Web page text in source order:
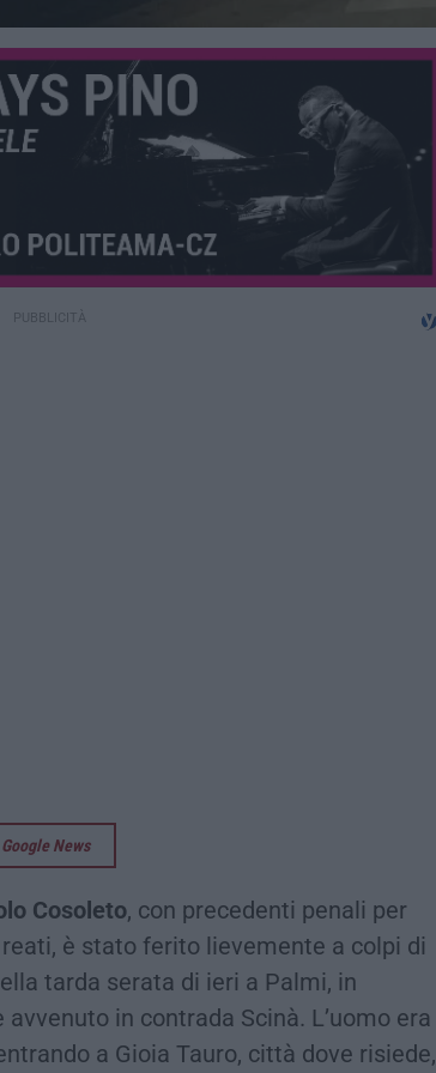
News
Cosoleto, con precedenti penali per
è stato ferito lievemente a colpi di
tarda serata di ieri a Palmi, in
in contrada Scinà. L’uomo era
a Gioia Tauro, città dove risiede,